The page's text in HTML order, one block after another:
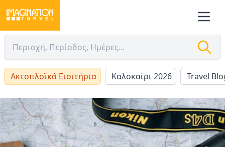
Ακτοπλοϊκά Εισιτήρια Καλοκαίρι 2026 Travel